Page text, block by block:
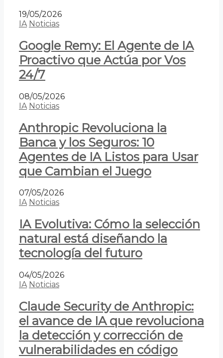
19/05/2026
IA Noticias
Google Remy: El Agente de IA
Proactivo que Actúa por Vos
24/7
08/05/2026
IA Noticias
Anthropic Revoluciona la
Banca y los Seguros: 10
Agentes de IA Listos para Usar
que Cambian el Juego
07/05/2026
IA Noticias
IA Evolutiva: Cómo la selección
natural está diseñando la
tecnología del futuro
04/05/2026
IA Noticias
Claude Security de Anthropic:
el avance de IA que revoluciona
la detección y corrección de
vulnerabilidades en código